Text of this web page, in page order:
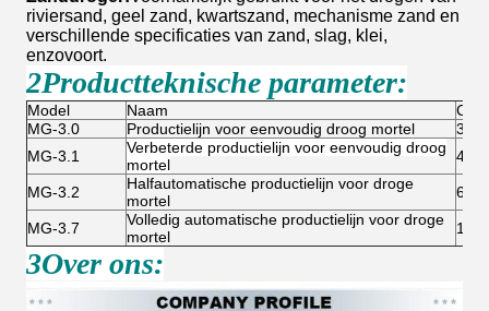
riviersand, geel zand, kwartszand, mechanisme zand en
verschillende specificaties van zand, slag, klei,
enzovoort.
2Productteknische parameter:
Model Naam
MG-3.0
Productielijn voor eenvoudig droog mortel
3T/H
MG-3.1
Verbeterde productielijn voor eenvoudig droog
mortel
4-
MG-3.2
Halfautomatische productielijn voor droge
mortel
6
MG-3.7
Volledig automatische productielijn voor droge
mortel
10-
3Over ons: